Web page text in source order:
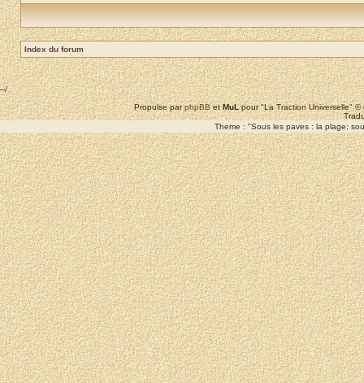
Index du forum
--/
Propulse parphpBBetMuLpour "La Traction Universelle"
Theme : "Sous les paves : la plage;